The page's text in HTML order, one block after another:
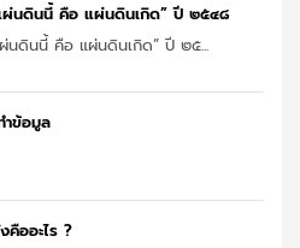
แผ่นดินนี้ คือ แผ่นดินเกิด” ปี ๒๕๔๘
ผ่นดินนี้ คือ แผ่นดินเกิด” ปี ๒๕...
ำข้อมูล
คืออะไร ?